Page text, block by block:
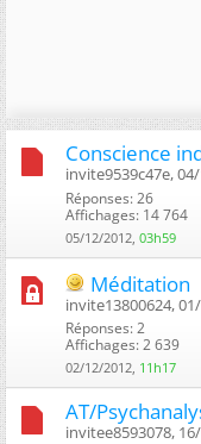
Conscience
invite9539c47e,
Réponses: 26
Affichages: 14 764
05/12/2012, 03h59
Méditation
invite13800624,
Réponses: 2
Affichages: 2 639
02/12/2012, 11h17
AT/
invitee8593078,